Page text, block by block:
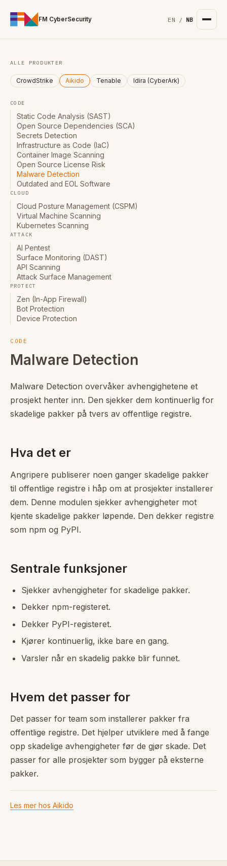
FM CyberSecurity EN / NB
ALLE PRODUKTER
CrowdStrike Aikido Tenable Idira (CyberArk)
CODE
Static Code Analysis (SAST)
Open Source Dependencies (SCA)
Secrets Detection
Infrastructure as Code (IaC)
Container Image Scanning
Open Source License Risk
Malware Detection
Outdated and EOL Software
CLOUD
Cloud Posture Management (CSPM)
Virtual Machine Scanning
Kubernetes Scanning
ATTACK
AI Pentest
Surface Monitoring (DAST)
API Scanning
Attack Surface Management
PROTECT
Zen (In-App Firewall)
Bot Protection
Device Protection
CODE
Malware Detection
Malware Detection overvåker avhengighetene et
prosjekt henter inn. Den sjekker dem kontinuerlig for
skadelige pakker på tvers av offentlige registre.
Hva det er
Angripere publiserer noen ganger skadelige pakker
til offentlige registre i håp om at prosjekter installerer
dem. Denne modulen sjekker avhengigheter mot
kjente skadelige pakker løpende. Den dekker registre
som npm og PyPI.
Sentrale funksjoner
Sjekker avhengigheter for skadelige pakker.
Dekker npm-registeret.
Dekker PyPI-registeret.
Kjører kontinuerlig, ikke bare en gang.
Varsler når en skadelig pakke blir funnet.
Hvem det passer for
Det passer for team som installerer pakker fra
offentlige registre. Det hjelper utviklere med å fange
opp skadelige avhengigheter før de gjør skade. Det
passer for alle prosjekter som bygger på eksterne
pakker.
Les mer hos Aikido